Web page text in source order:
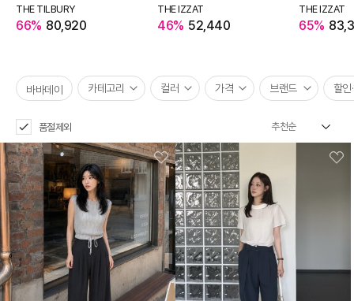
THE TILBURY
66% 80,920
THE IZZAT
46% 52,440
THE IZZAT
65%
바바데이 카테고리 컬러 가격 브랜드 할인
품절제외